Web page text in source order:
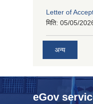
Letter of
मिति: 05/05/
अन्य
eGov